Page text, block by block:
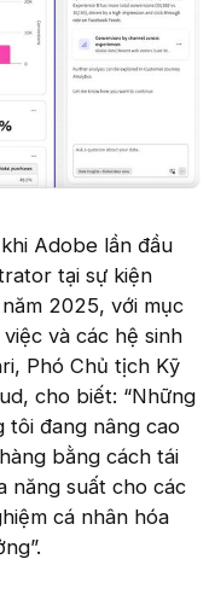
Adobe lần đầu
tại sự kiện
2025, với mục
và các hệ sinh
Phó Chủ tịch Kỹ
cho biết: “Những
tôi đang nâng cao
bằng cách tái
năng suất cho các
cá nhân hóa